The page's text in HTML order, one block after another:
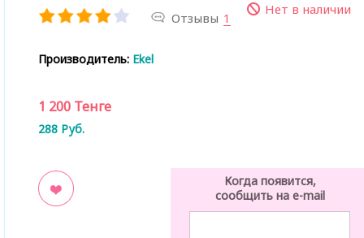
Отзывы 1
Нет в наличии
Производитель: Ekel
1 200 Тенге
288 Руб.
Когда появится,
сообщить на e-mail